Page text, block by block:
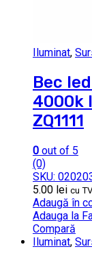
Iluminat,
Bec
4000k
ZQ1111
0 out of 5
(0)
SKU:
5.00 lei cu
Adaugă în
Adauga la
Compară
Iluminat,